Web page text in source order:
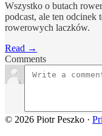
Wszystko o butach
podcast, ale ten odcinek
rowerowych laczków.
Read →
Comments
© 2026 Piotr Peszko ·